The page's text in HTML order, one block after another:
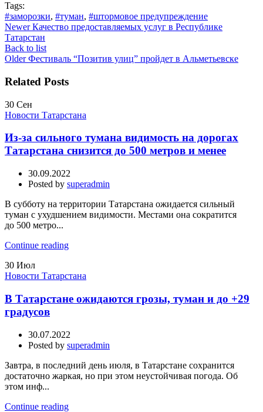
Tags:
#заморозки, #туман, #штормовое предупреждение
Newer Качество предоставляемых услуг в Республике
Татарстан
Back to list
Older Фестиваль “Позитив улиц” пройдет в Альметьевске
Related Posts
30 Сен
Новости Татарстана
Из-за сильного тумана видимость на дорогах
Татарстана снизится до 500 метров и менее
30.09.2022
Posted by superadmin
В субботу на территории Татарстана ожидается сильный
туман с ухудшением видимости. Местами она сократится
до 500 метро...
Continue reading
30 Июл
Новости Татарстана
В Татарстане ожидаются грозы, туман и до +29
градусов
30.07.2022
Posted by superadmin
Завтра, в последний день июля, в Татарстане сохранится
достаточно жаркая, но при этом неустойчивая погода. Об
этом инф...
Continue reading